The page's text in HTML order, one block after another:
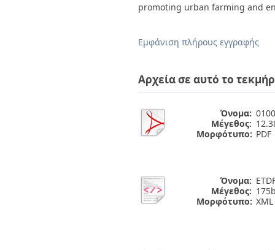
promoting urban farming and
Εμφάνιση πλήρους εγγραφής
Αρχεία σε αυτό το
Όνομα:
Μέγεθος:
Μορφότυπο: PDF
Όνομα:
Μέγεθος:
Μορφότυπο: XML